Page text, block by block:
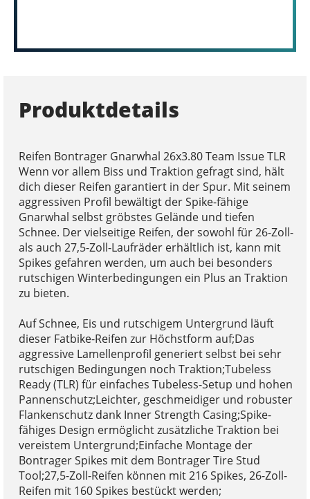
Produktdetails
Reifen Bontrager Gnarwhal 26x3.80 Team Issue TLR
Wenn vor allem Biss und Traktion gefragt sind, hält
dich dieser Reifen garantiert in der Spur. Mit seinem
aggressiven Profil bewältigt der Spike-fähige
Gnarwhal selbst gröbstes Gelände und tiefen
Schnee. Der vielseitige Reifen, der sowohl für 26-Zoll-
als auch 27,5-Zoll-Laufräder erhältlich ist, kann mit
Spikes gefahren werden, um auch bei besonders
rutschigen Winterbedingungen ein Plus an Traktion
zu bieten.
Auf Schnee, Eis und rutschigem Untergrund läuft
dieser Fatbike-Reifen zur Höchstform auf;Das
aggressive Lamellenprofil generiert selbst bei sehr
rutschigen Bedingungen noch Traktion;Tubeless
Ready (TLR) für einfaches Tubeless-Setup und hohen
Pannenschutz;Leichter, geschmeidiger und robuster
Flankenschutz dank Inner Strength Casing;Spike-
fähiges Design ermöglicht zusätzliche Traktion bei
vereistem Untergrund;Einfache Montage der
Bontrager Spikes mit dem Bontrager Tire Stud
Tool;27,5-Zoll-Reifen können mit 216 Spikes, 26-Zoll-
Reifen mit 160 Spikes bestückt werden;